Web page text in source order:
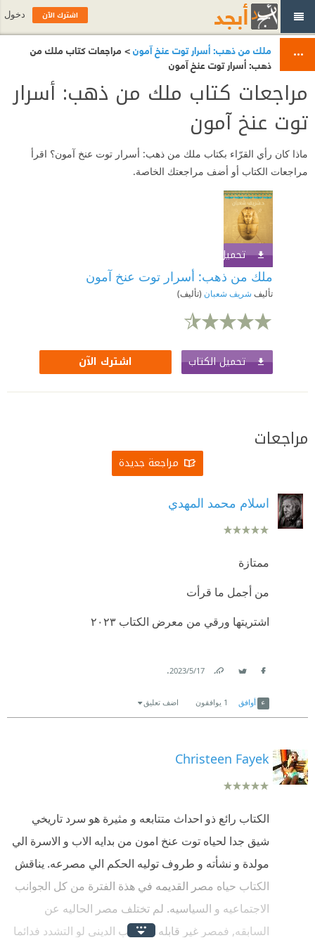
ملك من ذهب: أسرار توت عنخ آمون> مراجعات كتاب ملك من
ذهب: أسرار توت عنخ آمون
مراجعات كتاب ملك من ذهب: أسرار
توت عنخ آمون
ماذا كان رأي القرّاء بكتاب ملك من ذهب: أسرار توت عنخ آمون؟ اقرأ
مراجعات الكتاب أو أضف مراجعتك الخاصة.
تحميل الكتاب
ملك من ذهب: أسرار توت عنخ آمون
تأليف شريف شعبان (تأليف)
تحميل الكتاب اشترك الآن
مراجعات
مراجعة جديدة
اسلام محمد المهدي
ممتازة
من أجمل ما قرأت
اشتريتها ورقي من معرض الكتاب ٢٠٢٣
17‏/5‏/2023
.
أوافق 1 يوافقون اضف تعليق
Christeen Fayek
الكتاب رائع ذو احداث متتابعه و مثيرة هو سرد تاريخي
شيق جدا لحياه توت عنخ امون من بدايه الاب و الاسرة الي
مولدة و نشأته و طروف توليه الحكم الي مصرعه. يناقش
الكتاب حياه مصر القديمه في هذة الفترة من كل الجوانب
الاجتماعيه و السياسيه. لم تختلف مصر الحاليه عن
السابقه, فمصر غير قابله للتعصب الديني لو التشدد فدائما
اشترك الآن دخول